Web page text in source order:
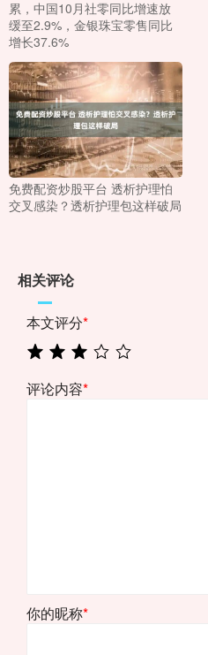
累，中国10月社零同比增速放
缓至2.9%，金银珠宝零售同比
增长37.6%
免费配资炒股平台 透析护理怕
交叉感染？透析护理包这样破局
相关评论
本文评分*
评论内容*
你的昵称*